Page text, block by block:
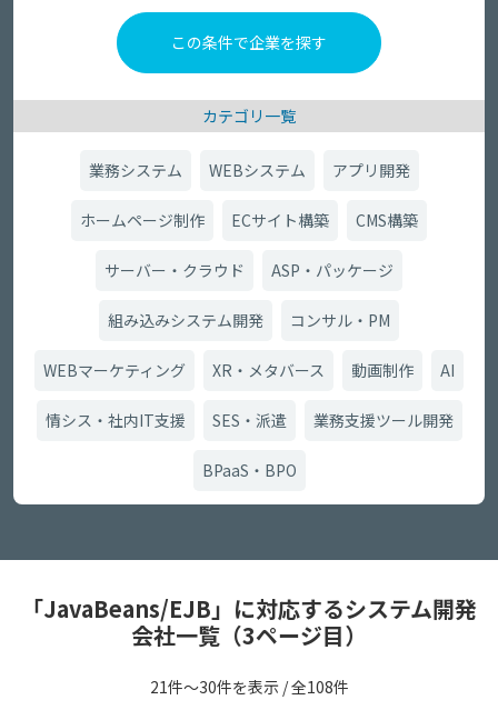
カテゴリ一覧
業務システム WEBシステム アプリ開発
ホームページ制作 ECサイト構築 CMS構築
サーバー・クラウド ASP・パッケージ
組み込みシステム開発 コンサル・PM
WEBマーケティング XR・メタバース 動画制作 AI
情シス・社内IT支援 SES・派遣 業務支援ツール開発
BPaaS・BPO
「JavaBeans/EJB」に対応するシステム開発
会社一覧（3ページ目）
21件〜30件を表示 / 全108件